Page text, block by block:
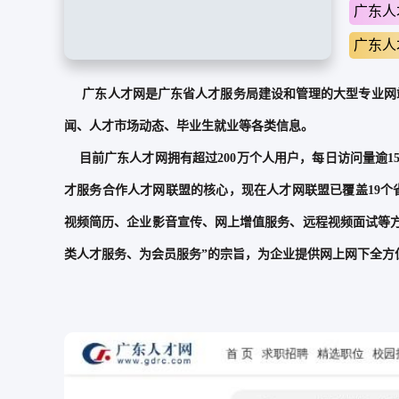
广东
广东
广东人才网是广东省人才服务局建设和管理的大型专业
闻、人才市场动态、毕业生就业等各类信息。
目前广东人才网拥有超过200万个人用户，每日访问量逾
才服务合作人才网联盟的核心，现在人才网联盟已覆盖19
视频简历、企业影音宣传、网上增值服务、远程视频面试
类人才服务、为会员服务”的宗旨，为企业提供网上网下全